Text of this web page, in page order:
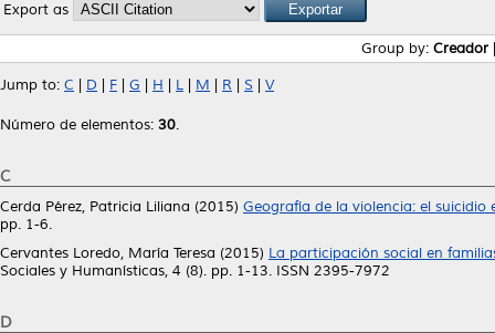
Export as
Group by: Creador
Jump to: C D F G H L M R S V
Número de elementos: 30.
C
Cerda Pérez, Patricia Liliana (2015) Geografía de la violencia: el suicidio
pp. 1-6.
Cervantes Loredo, María Teresa (2015) La participación social en
Sociales y Humanísticas, 4 (8). pp. 1-13. ISSN 2395-7972
D